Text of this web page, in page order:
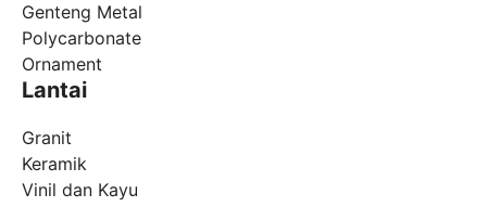
Genteng Metal
Polycarbonate
Ornament
Lantai
Granit
Keramik
Vinil dan Kayu